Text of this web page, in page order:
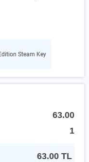
Steam Key
63.00
1
63.00 TL